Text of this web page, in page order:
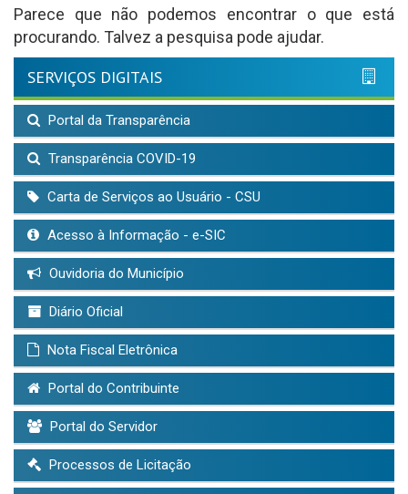
Parece que não podemos encontrar o que está
procurando. Talvez a pesquisa pode ajudar.
SERVIÇOS DIGITAIS
Portal da Transparência
Transparência COVID-19
Carta de Serviços ao Usuário - CSU
Acesso à Informação - e-SIC
Ouvidoria do Município
Diário Oficial
Nota Fiscal Eletrônica
Portal do Contribuinte
Portal do Servidor
Processos de Licitação